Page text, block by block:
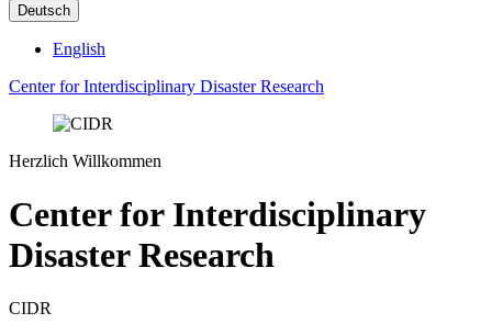
Deutsch
English
Center for Interdisciplinary Disaster Research
Herzlich Willkommen
Center for Interdisciplinary
Disaster Research
CIDR